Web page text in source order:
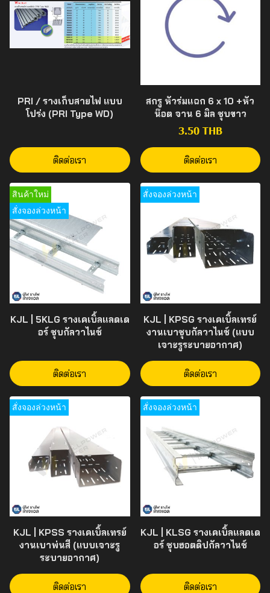
PRI / รางเก็บสายไฟ แบบ
โปร่ง (PRI Type WD)
ติดต่อเรา
สกรู หัวร่มแฉก 6 x 10 +หัว
น๊อต จาน 6 มิล ชุบขาว
3.50 THB
ติดต่อเรา
สินค้าใหม่
สั่งจองล่วงหน้า
KJL | 5KLG รางเคเบิ้ลแลดเด
อร์ ชุบกัลวาไนซ์
ติดต่อเรา
สั่งจองล่วงหน้า
KJL | KPSG รางเคเบิ้ลเทรย์
งานเบาชุบกัลวาไนซ์ (แบบ
เจาะรูระบายอากาศ)
ติดต่อเรา
สั่งจองล่วงหน้า
KJL | KPSS รางเคเบิ้ลเทรย์
งานเบาพ่นสี (แบบเจาะรู
ระบายอากาศ)
ติดต่อเรา
สั่งจองล่วงหน้า
KJL | KLSG รางเคเบิ้ลแลดเด
อร์ ชุบฮอตดิปกัลวาไนซ์
ติดต่อเรา